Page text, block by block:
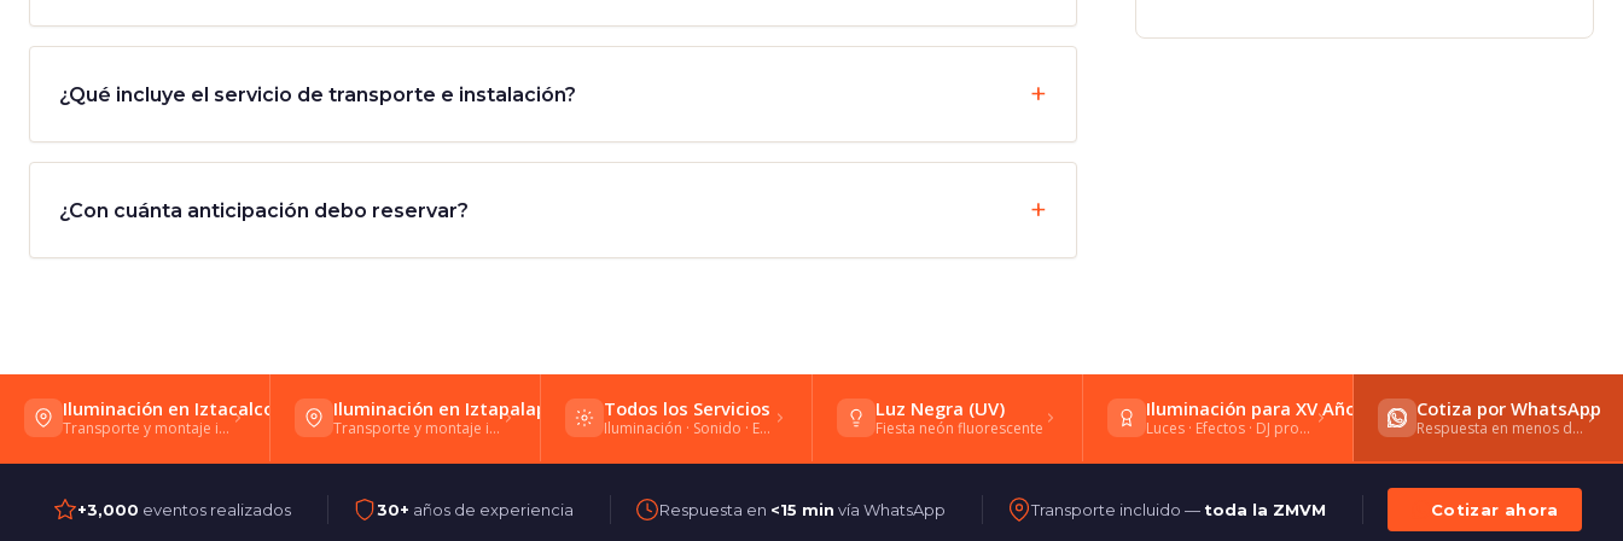
¿Qué incluye el servicio de transporte e instalación?
¿Con cuánta anticipación debo reservar?
Iluminación en Iztacalco
Transporte y montaje incluidos · CDMX
Iluminación en Iztapalapa
Transporte y montaje incluidos · CDMX
Todos los Servicios
Iluminación · Sonido · Efectos
Luz Negra (UV)
Fiesta neón fluorescente
Iluminación para XV Años
Luces · Efectos · DJ profesional
Cotiza por WhatsApp
Respuesta en menos de 15 min
+3,000 eventos realizados 30+ años de experiencia Respuesta en <15 min vía WhatsApp Transporte incluido — toda la ZMVM Cotizar ahora